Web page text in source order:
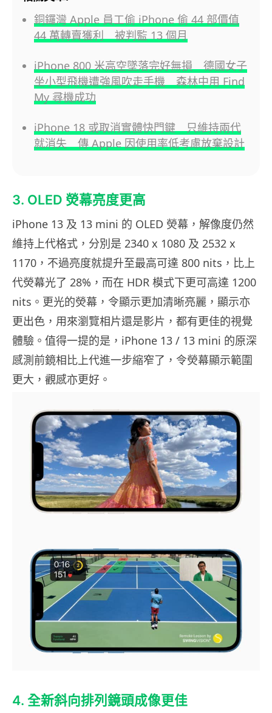
銅鑼灣 Apple 員工偷 iPhone 偷 44 部價值
44 萬轉賣獲利 被判監 13 個月
iPhone 800 米高空墜落完好無損 德國女子
坐小型飛機遭強風吹走手機 森林中用 Find
My 尋機成功
iPhone 18 或取消實體快門鍵 只維持兩代
就消失 傳 Apple 因使用率低考慮放棄設計
3. OLED 熒幕亮度更高
iPhone 13 及 13 mini 的 OLED 熒幕，解像度仍然
維持上代格式，分別是 2340 x 1080 及 2532 x
1170，不過亮度就提升至最高可達 800 nits，比上
代熒幕光了 28%，而在 HDR 模式下更可高達 1200
nits。更光的熒幕，令顯示更加清晰亮麗，顯示亦
更出色，用來瀏覽相片還是影片，都有更佳的視覺
體驗。值得一提的是，iPhone 13 / 13 mini 的原深
感測前鏡相比上代進一步縮窄了，令熒幕顯示範圍
更大，觀感亦更好。
4. 全新斜向排列鏡頭成像更佳